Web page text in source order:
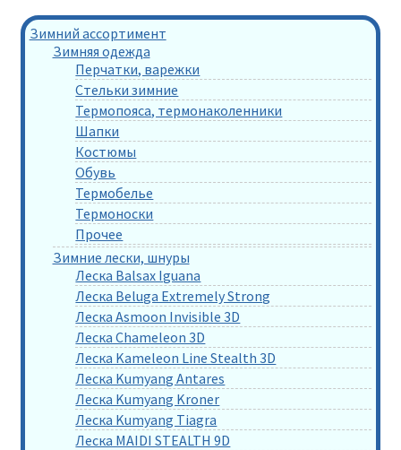
Зимний ассортимент
Зимняя одежда
Перчатки, варежки
Стельки зимние
Термопояса, термонаколенники
Шапки
Костюмы
Обувь
Термобелье
Термоноски
Прочее
Зимние лески, шнуры
Леска Balsax Iguana
Леска Beluga Extremely Strong
Леска Asmoon Invisible 3D
Леска Chameleon 3D
Леска Kameleon Line Stealth 3D
Леска Kumyang Antares
Леска Kumyang Kroner
Леска Kumyang Tiagra
Леска MAIDI STEALTH 9D